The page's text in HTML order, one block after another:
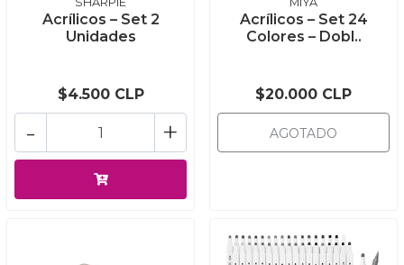
Acrílicos – Set 2
Unidades
$4.500 CLP
+
-
Acrílicos – Set 24
Colores – Dobl..
$20.000 CLP
AGOTADO